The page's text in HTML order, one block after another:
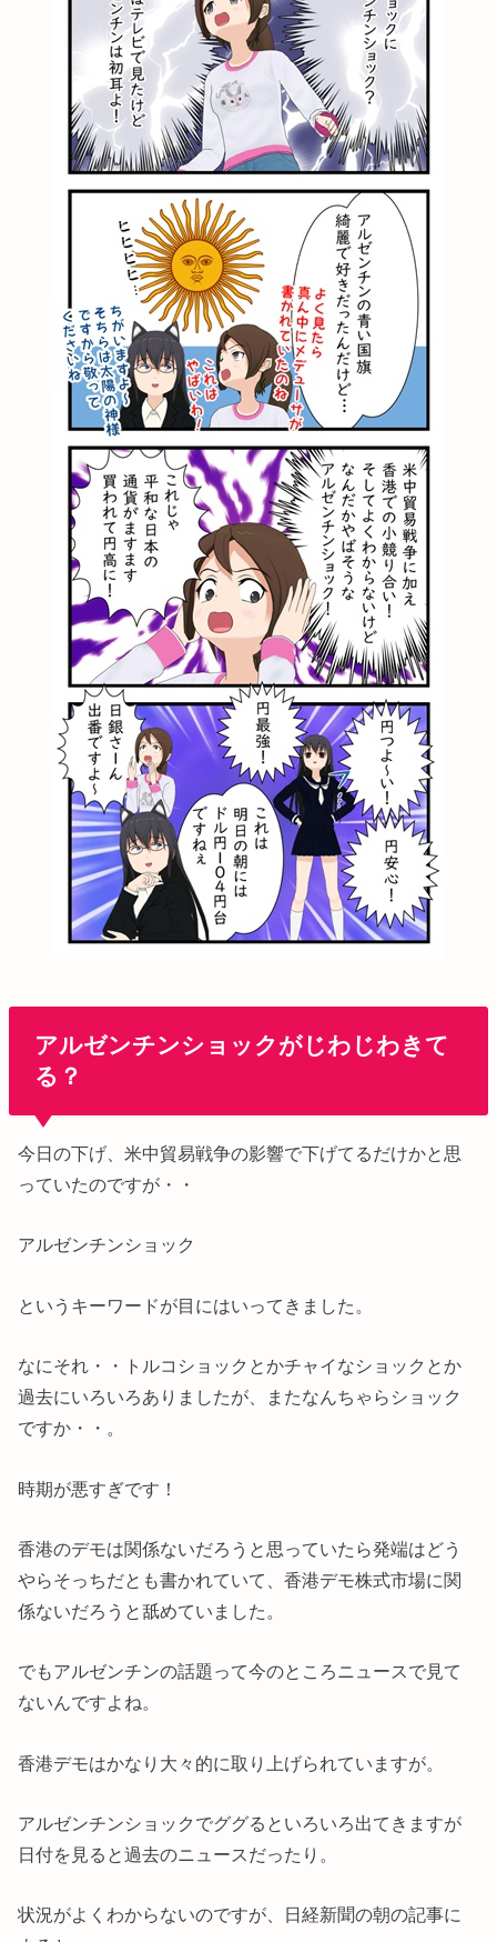
アルゼンチンショックがじわじわきて
る？
今日の下げ、米中貿易戦争の影響で下げてるだけかと思
っていたのですが・・
アルゼンチンショック
というキーワードが目にはいってきました。
なにそれ・・トルコショックとかチャイなショックとか
過去にいろいろありましたが、またなんちゃらショック
ですか・・。
時期が悪すぎです！
香港のデモは関係ないだろうと思っていたら発端はどう
やらそっちだとも書かれていて、香港デモ株式市場に関
係ないだろうと舐めていました。
でもアルゼンチンの話題って今のところニュースで見て
ないんですよね。
香港デモはかなり大々的に取り上げられていますが。
アルゼンチンショックでググるといろいろ出てきますが
日付を見ると過去のニュースだったり。
状況がよくわからないのですが、日経新聞の朝の記事に